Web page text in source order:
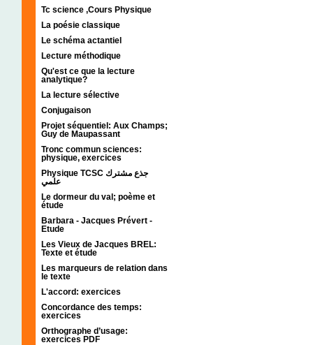
Tc science ,Cours Physique
La poésie classique
Le schéma actantiel
Lecture méthodique
Qu'est ce que la lecture
analytique?
La lecture sélective
Conjugaison
Projet séquentiel: Aux Champs;
Guy de Maupassant
Tronc commun sciences:
physique, exercices
Physique TCSC جذع مشترك
علمي
Le dormeur du val; poème et
étude
Barbara - Jacques Prévert -
Etude
Les Vieux de Jacques BREL:
Texte et étude
Les marqueurs de relation dans
le texte
L'accord: exercices
Concordance des temps:
exercices
Orthographe d’usage:
exercices PDF